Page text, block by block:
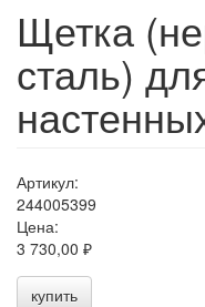
Щетка
сталь)
Артикул:
244005399
Цена:
3 730,00 ₽
купить